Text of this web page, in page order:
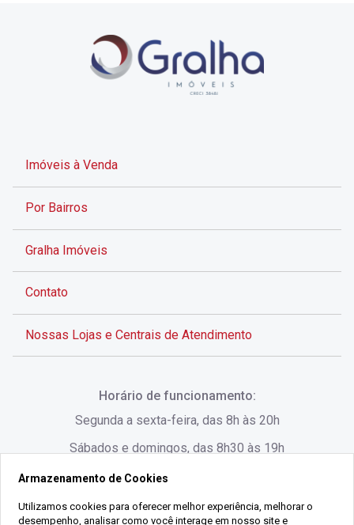
Imóveis à Venda
Por Bairros
Gralha Imóveis
Contato
Nossas Lojas e Centrais de Atendimento
Rua Lauro Linhares, 1080 - Trindade, Florianópolis -
SC
Horário de funcionamento:
Segunda a sexta-feira, das 8h às 20h
Sábados e domingos, das 8h30 às 19h
Armazenamento de Cookies
Utilizamos cookies para oferecer melhor experiência, melhorar o
desempenho, analisar como você interage em nosso site e